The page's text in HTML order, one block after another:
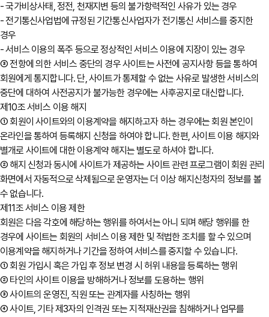
- 국가비상사태, 정전, 천재지변 등의 불가항력적인 사유가 있는 경우
- 전기통신사업법에 규정된 기간통신사업자가 전기통신 서비스를 중지한
경우
- 서비스 이용의 폭주 등으로 정상적인 서비스 이용에 지장이 있는 경우
③ 전항에 의한 서비스 중단의 경우 사이트는 사전에 공지사항 등을 통하여
회원에게 통지합니다. 단, 사이트가 통제할 수 없는 사유로 발생한 서비스의
중단에 대하여 사전공지가 불가능한 경우에는 사후공지로 대신합니다.
제10조 서비스 이용 해지
① 회원이 사이트와의 이용계약을 해지하고자 하는 경우에는 회원 본인이
온라인을 통하여 등록해지 신청을 하여야 합니다. 한편, 사이트 이용 해지와
별개로 사이트에 대한 이용계약 해지는 별도로 하셔야 합니다.
② 해지 신청과 동시에 사이트가 제공하는 사이트 관련 프로그램이 회원 관리
화면에서 자동적으로 삭제됨으로 운영자는 더 이상 해지신청자의 정보를 볼
수 없습니다.
제11조 서비스 이용 제한
회원은 다음 각호에 해당하는 행위를 하여서는 아니 되며 해당 행위를 한
경우에 사이트는 회원의 서비스 이용 제한 및 적법한 조치를 할 수 있으며
이용계약을 해지하거나 기간을 정하여 서비스를 중지할 수 있습니다.
① 회원 가입시 혹은 가입 후 정보 변경 시 허위 내용을 등록하는 행위
② 타인의 사이트 이용을 방해하거나 정보를 도용하는 행위
③ 사이트의 운영진, 직원 또는 관계자를 사칭하는 행위
④ 사이트, 기타 제3자의 인격권 또는 지적재산권을 침해하거나 업무를